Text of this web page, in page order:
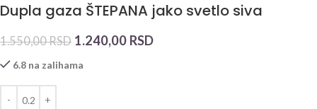
Dupla gaza ŠTEPANA jako svetlo siva
1.550,00RSD 1.240,00 RSD
6.8 na zalihama